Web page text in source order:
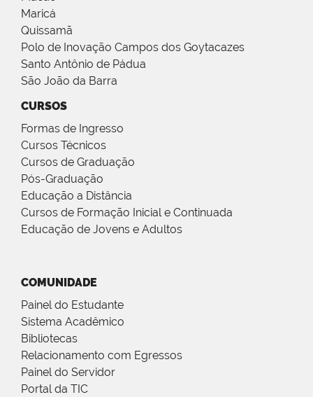
Maricá
Quissamã
Polo de Inovação Campos dos Goytacazes
Santo Antônio de Pádua
São João da Barra
CURSOS
Formas de Ingresso
Cursos Técnicos
Cursos de Graduação
Pós-Graduação
Educação a Distância
Cursos de Formação Inicial e Continuada
Educação de Jovens e Adultos
COMUNIDADE
Painel do Estudante
Sistema Acadêmico
Bibliotecas
Relacionamento com Egressos
Painel do Servidor
Portal da TIC